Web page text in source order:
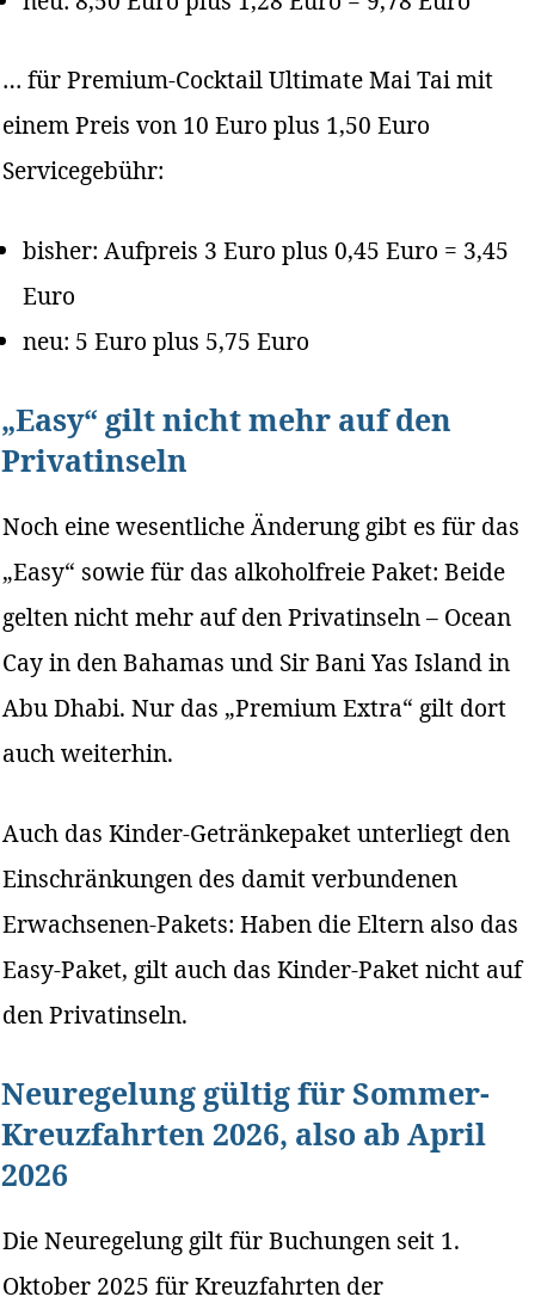
… für Premium-Cocktail Ultimate Mai Tai mit
einem Preis von 10 Euro plus 1,50 Euro
Servicegebühr:
bisher: Aufpreis 3 Euro plus 0,45 Euro = 3,45
Euro
neu: 5 Euro plus 5,75 Euro
„Easy“ gilt nicht mehr auf den
Privatinseln
Noch eine wesentliche Änderung gibt es für das
„Easy“ sowie für das alkoholfreie Paket: Beide
gelten nicht mehr auf den Privatinseln – Ocean
Cay in den Bahamas und Sir Bani Yas Island in
Abu Dhabi. Nur das „Premium Extra“ gilt dort
auch weiterhin.
Auch das Kinder-Getränkepaket unterliegt den
Einschränkungen des damit verbundenen
Erwachsenen-Pakets: Haben die Eltern also das
Easy-Paket, gilt auch das Kinder-Paket nicht auf
den Privatinseln.
Neuregelung gültig für Sommer-
Kreuzfahrten 2026, also ab April
2026
Die Neuregelung gilt für Buchungen seit 1.
Oktober 2025 für Kreuzfahrten der